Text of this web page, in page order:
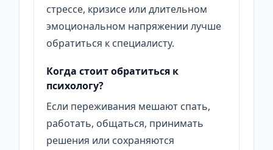
стрессе, кризисе или длительном
эмоциональном напряжении лучше
обратиться к специалисту.
Когда стоит обратиться к
психологу?
Если переживания мешают спать,
работать, общаться, принимать
решения или сохраняются